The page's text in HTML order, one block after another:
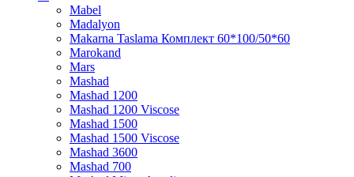
Mabel
Madalyon
Makarna Taslama Комплект 60*100/50*60
Marokand
Mars
Mashad
Mashad 1200
Mashad 1200 Viscose
Mashad 1500
Mashad 1500 Viscose
Mashad 3600
Mashad 700